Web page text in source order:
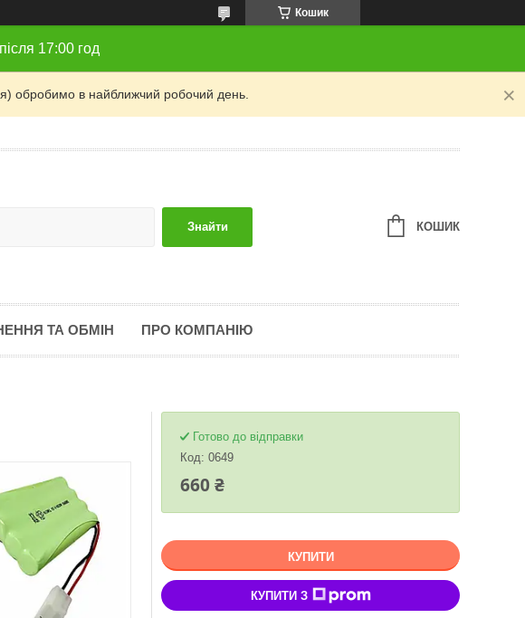
Кошик
17:00 год
обробимо в найближчий робочий день.
Знайти КОШИК
ТА ОБМІН ПРО КОМПАНІЮ
Готово до відправки
Код: 0649
660 ₴
КУПИТИ
КУПИТИ З